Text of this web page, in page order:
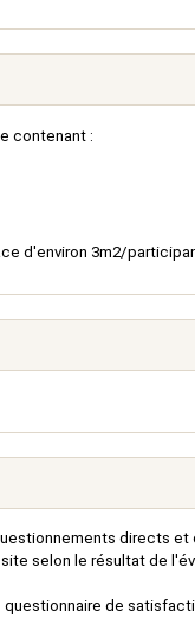
contenant :
d'environ 3m2/
directs et
selon le résultat de
de